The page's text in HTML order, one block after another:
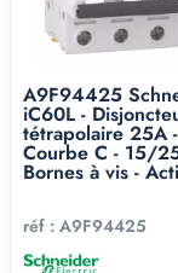
A9F94425
iC60L -
tétrapolaire 25A
Courbe C - 15/
Bornes à vis -
réf : A9F94425